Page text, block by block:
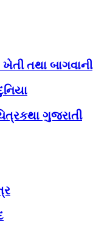
તથા બાગવાની
ગુજરાતી